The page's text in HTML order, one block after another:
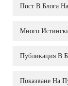
Пост В Блога
Много
Публикация В
Показване На